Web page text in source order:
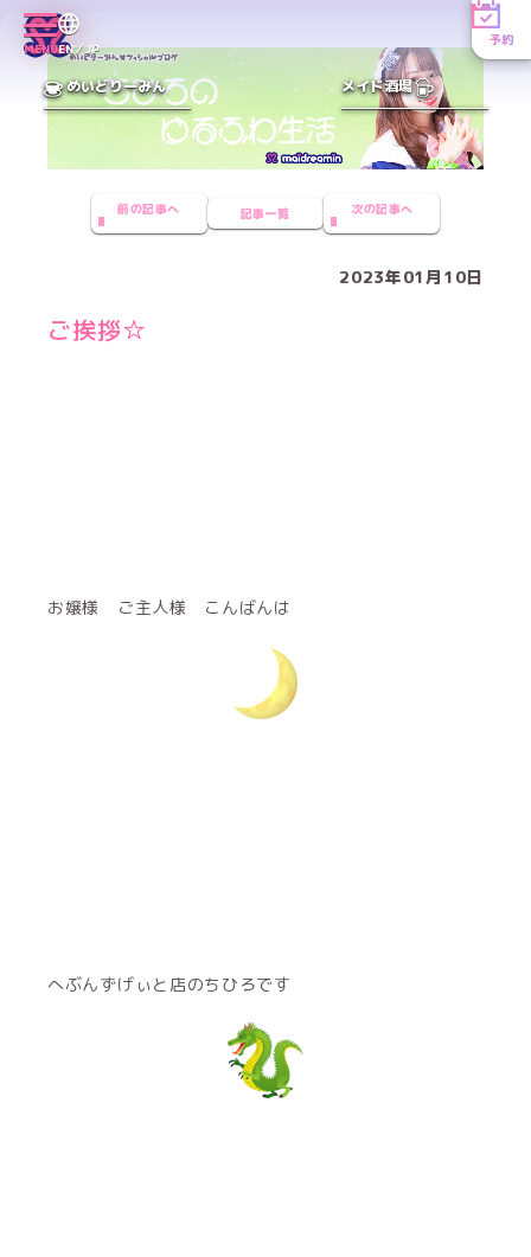
MENUEN／JP
予約
めいどりーみん メイド酒場
前の記事へ 記事一覧 次の記事へ
2023年01月10日
ご挨拶☆
お嬢様 ご主人様 こんばんは
へぶんずげぃと店のちひろです